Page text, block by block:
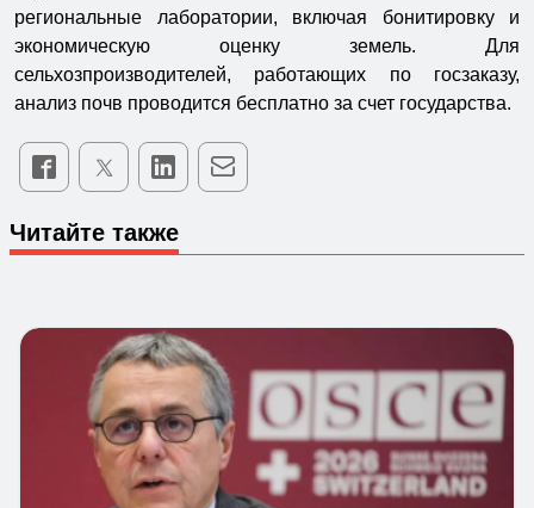
региональные лаборатории, включая бонитировку и
экономическую оценку земель. Для
сельхозпроизводителей, работающих по госзаказу,
анализ почв проводится бесплатно за счет государства.
Читайте также